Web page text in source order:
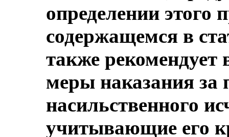
определении этого
содержащемся в
также рекомендует
меры наказания за
насильственного
учитывающие его